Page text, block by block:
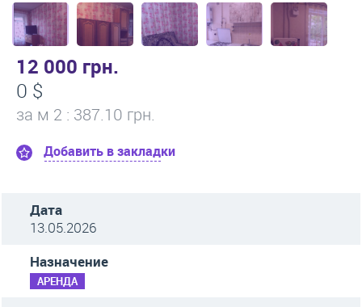
12 000 грн.
0 $
за м 2 : 387.10 грн.
Добавить в закладки
Дата
13.05.2026
Назначение
АРЕНДА